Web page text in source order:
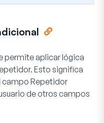
permite aplicar lógica
Esto significa
campo Repetidor
de otros campos